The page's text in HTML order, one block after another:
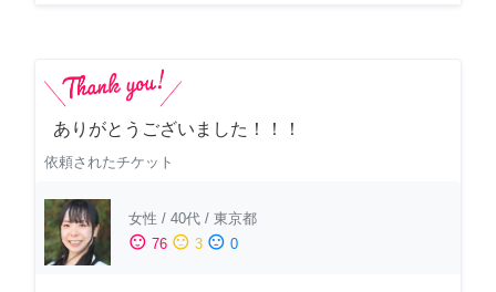
ありがとうございました！！！
依頼されたチケット
女性 / 40代 / 東京都
sentiment_satisfied 76 sentiment_neutral 3 sentiment_dissatisfied 0